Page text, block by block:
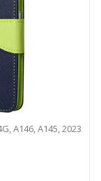
A146, A145, 2023